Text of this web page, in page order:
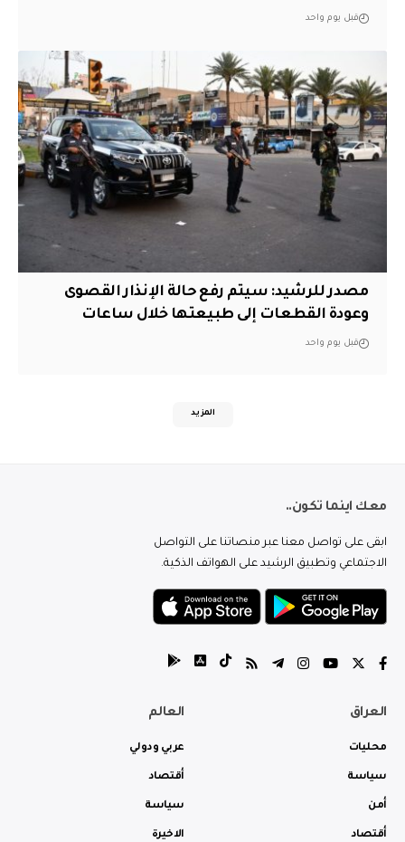
قبل يوم واحد
مصدر للرشيد: سيتم رفع حالة الإنذار القصوى
وعودة القطعات إلى طبيعتها خلال ساعات
قبل يوم واحد
المزيد
معك اينما تكون..
ابقى على تواصل معنا عبر منصاتنا على التواصل
الاجتماعي وتطبيق الرشيد على الهواتف الذكية.
العراق
محليات
سياسة
أمن
أقتصاد
العالم
عربي ودولي
أقتصاد
سياسة
الاخيرة